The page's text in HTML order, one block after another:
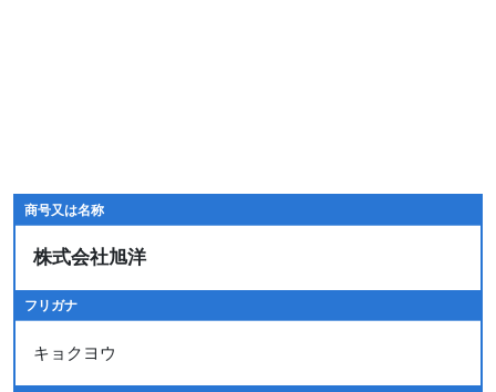
商号又は名称
株式会社旭洋
フリガナ
キョクヨウ